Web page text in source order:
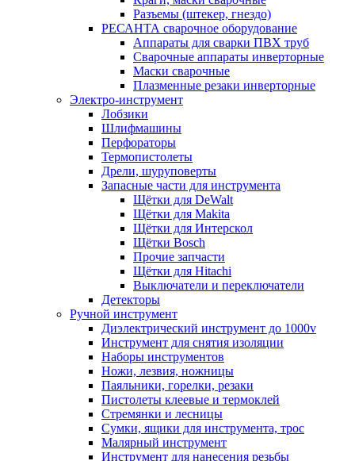
Разъемы (штекер, гнездо)
РЕСАНТА сварочное оборудование
Аппараты для сварки ПВХ труб
Сварочные аппараты инверторные
Маски сварочные
Плазменные резаки инверторные
Электро-инструмент
Лобзики
Шлифмашины
Перфораторы
Термопистолеты
Дрели, шуруповерты
Запасные части для инструмента
Щётки для DeWalt
Щётки для Makita
Щётки для Интерскол
Щётки Bosch
Прочие запчасти
Щётки для Hitachi
Выключатели и переключатели
Детекторы
Ручной инструмент
Диэлектрический инструмент до 1000v
Инструмент для снятия изоляции
Наборы инструментов
Ножи, лезвия, ножницы
Паяльники, горелки, резаки
Пистолеты клеевые и термоклей
Стремянки и лесницы
Сумки, ящики для инструмента, трос
Малярный инструмент
Инструмент для нанесения резьбы